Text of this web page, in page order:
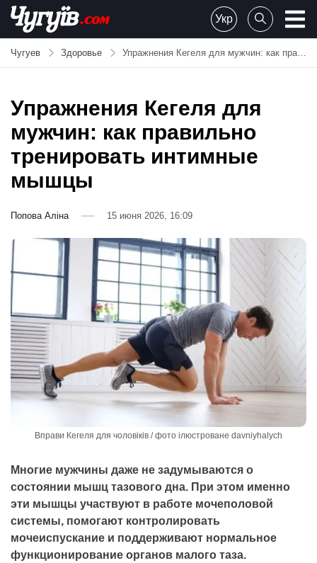
Skip
content
Chuguiv
Укр
Чугуев Здоровье Упражнения Кегеля для мужчин: как правильно тренировать интимные мышцы
Упражнения Кегеля для
мужчин: как правильно
тренировать интимные
мышцы
Попова Аліна 15 июня 2026, 16:09
Вправи Кегеля для чоловіків / фото ілюстроване davniyhalych
Многие мужчины даже не задумываются о
состоянии мышц тазового дна. При этом именно
эти мышцы участвуют в работе мочеполовой
системы, помогают контролировать
мочеиспускание и поддерживают нормальное
функционирование органов малого таза.